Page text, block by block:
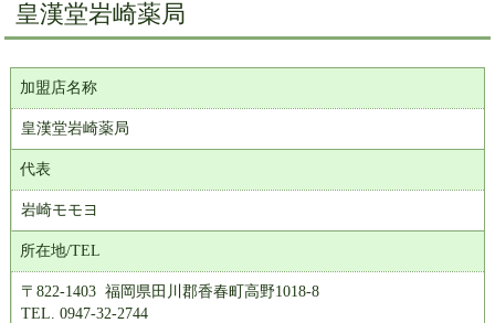
皇漢堂岩崎薬局
加盟店名称
皇漢堂岩崎薬局
代表
岩崎モモヨ
所在地/TEL
〒822-1403 福岡県田川郡香春町高野1018-8
TEL. 0947-32-2744